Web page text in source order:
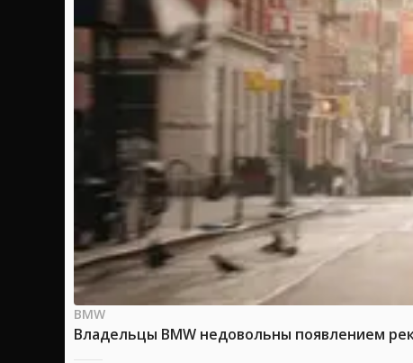
BMW
Владельцы BMW недовольны появлением